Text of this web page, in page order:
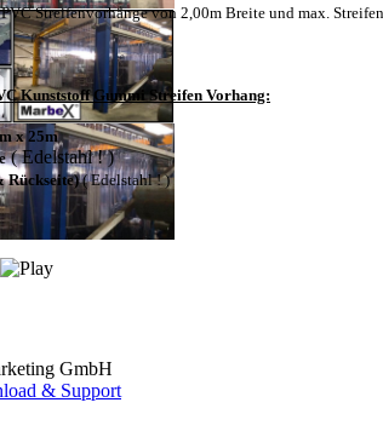
Streifenvorhänge von 2,00m Breite und max.
Kunststoff Gummi Streifen Vorhang:
x 25m
( Edelstahl ! )
Rückseite)( Edelstahl ! )
GmbH
& Support